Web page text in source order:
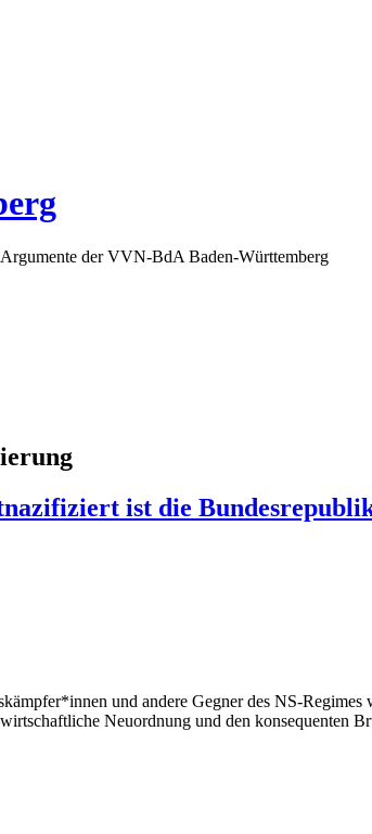
der VVN-BdA Baden-Württemberg
ist die
und andere Gegner des NS-
Neuordnung und den konsequenten